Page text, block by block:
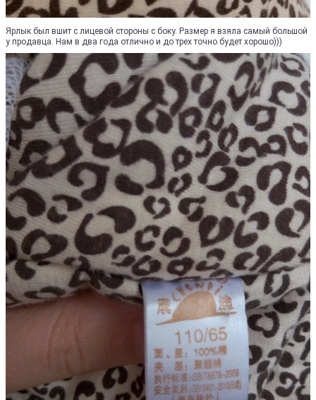
Ярлык был вшит с лицевой стороны с боку. Размер я взяла самый большой
у продавца. Нам в два года отлично и до трех точно будет хорошо)))